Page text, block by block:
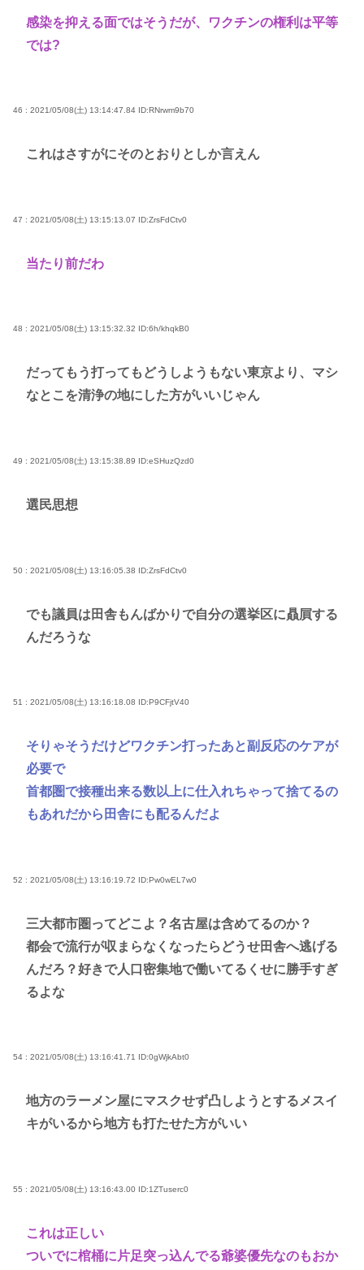
感染を抑える面ではそうだが、ワクチンの権利は平等
では?
46 : 2021/05/08(土) 13:14:47.84 ID:RNrwm9b70
これはさすがにそのとおりとしか言えん
47 : 2021/05/08(土) 13:15:13.07 ID:ZrsFdCtv0
当たり前だわ
48 : 2021/05/08(土) 13:15:32.32 ID:6h/khqkB0
だってもう打ってもどうしようもない東京より、マシ
なとこを清浄の地にした方がいいじゃん
49 : 2021/05/08(土) 13:15:38.89 ID:eSHuzQzd0
選民思想
50 : 2021/05/08(土) 13:16:05.38 ID:ZrsFdCtv0
でも議員は田舎もんばかりで自分の選挙区に贔屓する
んだろうな
51 : 2021/05/08(土) 13:16:18.08 ID:P9CFjtV40
そりゃそうだけどワクチン打ったあと副反応のケアが
必要で
首都圏で接種出来る数以上に仕入れちゃって捨てるの
もあれだから田舎にも配るんだよ
52 : 2021/05/08(土) 13:16:19.72 ID:Pw0wEL7w0
三大都市圏ってどこよ？名古屋は含めてるのか？
都会で流行が収まらなくなったらどうせ田舎へ逃げる
んだろ？好きで人口密集地で働いてるくせに勝手すぎ
るよな
54 : 2021/05/08(土) 13:16:41.71 ID:0gWjkAbt0
地方のラーメン屋にマスクせず凸しようとするメスイ
キがいるから地方も打たせた方がいい
55 : 2021/05/08(土) 13:16:43.00 ID:1ZTuserc0
これは正しい
ついでに棺桶に片足突っ込んでる爺婆優先なのもおか